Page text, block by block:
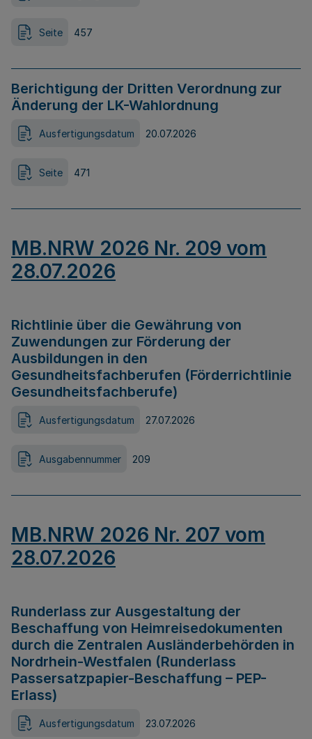
Seite 457
Berichtigung der Dritten Verordnung zur
Änderung der LK-Wahlordnung
Ausfertigungsdatum 20.07.2026
Seite 471
MB.NRW 2026 Nr. 209 vom
28.07.2026
Richtlinie über die Gewährung von
Zuwendungen zur Förderung der
Ausbildungen in den
Gesundheitsfachberufen (Förderrichtlinie
Gesundheitsfachberufe)
Ausfertigungsdatum 27.07.2026
Ausgabennummer 209
MB.NRW 2026 Nr. 207 vom
28.07.2026
Runderlass zur Ausgestaltung der
Beschaffung von Heimreisedokumenten
durch die Zentralen Ausländerbehörden in
Nordrhein-Westfalen (Runderlass
Passersatzpapier-Beschaffung – PEP-
Erlass)
Ausfertigungsdatum 23.07.2026